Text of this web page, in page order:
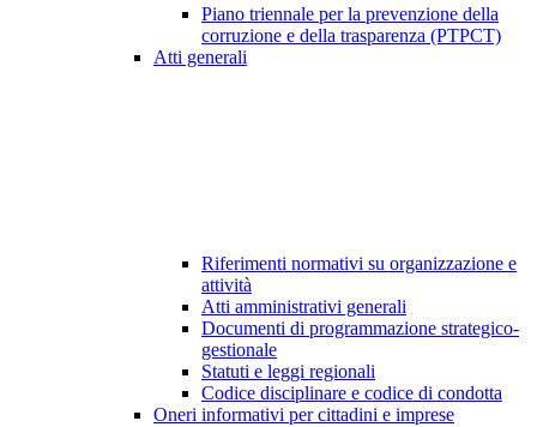
Piano triennale per la prevenzione della
corruzione e della trasparenza (PTPCT)
Atti generali
Riferimenti normativi su organizzazione e
attività
Atti amministrativi generali
Documenti di programmazione strategico-
gestionale
Statuti e leggi regionali
Codice disciplinare e codice di condotta
Oneri informativi per cittadini e imprese